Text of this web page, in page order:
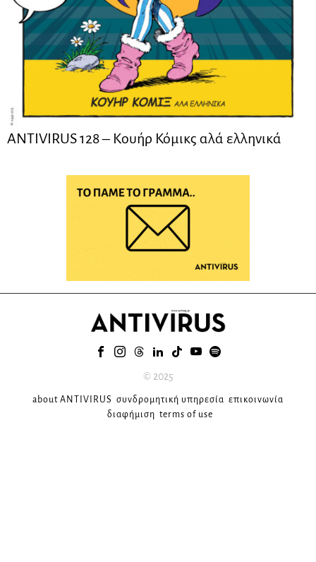
ANTIVIRUS 128 – Kουήρ Κόμικς αλά ελληνικά
© 2025
about ANTIVIRUS συνδρομητική υπηρεσία επικοινωνία
διαφήμιση terms of use